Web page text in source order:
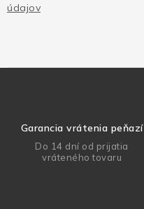
údajov
Garancia vrátenia peňazí
Do 14 dní od prijatia
vráteného tovaru